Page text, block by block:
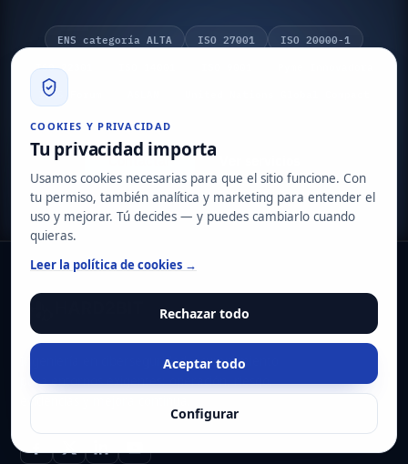
ENS categoría ALTA ISO 27001
ISO 20000-1
ISO 22301
ISMS Forum
Contactar
COOKIES Y PRIVACIDAD
Tu privacidad importa
Usamos cookies necesarias para que el sitio funcione. Con
tu permiso, también analítica y marketing para entender el
uso y mejorar. Tú decides — y puedes cambiarlo cuando
quieras.
Leer la política de cookies →
Rechazar todo
Aceptar todo
Configurar
Ingeniería en ciberseguridad y cumplimiento
para entornos exigentes: operación, riesgo,
evidencias y mejora continua.